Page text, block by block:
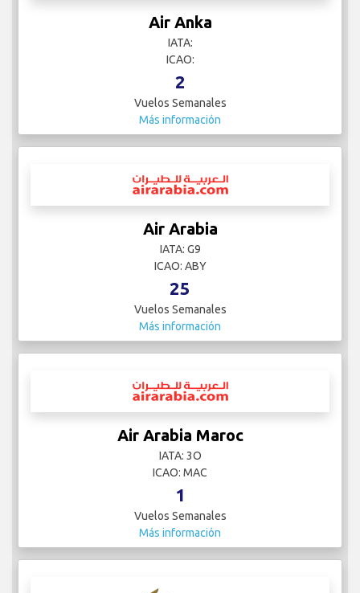
Air Anka
IATA:
ICAO:
2
Vuelos Semanales
Más información
Air Arabia
IATA: G9
ICAO: ABY
25
Vuelos Semanales
Más información
Air Arabia Maroc
IATA: 3O
ICAO: MAC
1
Vuelos Semanales
Más información